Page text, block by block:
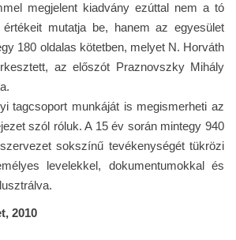
megjelent kiadvány ezúttal nem a tó
értékeit mutatja be, hanem az egyesület
180 oldalas kötetben, melyet N. Horváth
az előszót Praznovszky Mihály
tagcsoport munkáját is megismerheti az
szól róluk. A 15 év során mintegy 940
sokszínű tevékenységét tükrözi
levelekkel, dokumentumokkal és
2010